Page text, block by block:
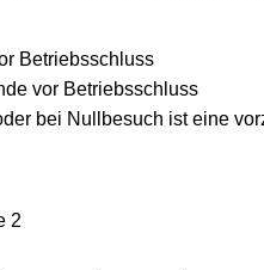
Betriebsschluss
vor Betriebsschluss
bei Nullbesuch ist eine
2